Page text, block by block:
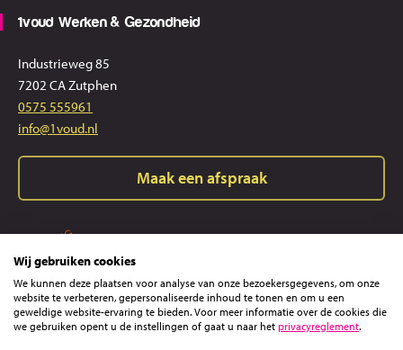
1voud Werken & Gezondheid
Industrieweg 85
7202 CA Zutphen
0575 555961
info@1voud.nl
Maak een afspraak
Wij gebruiken cookies
We kunnen deze plaatsen voor analyse van onze bezoekersgegevens, om onze
website te verbeteren, gepersonaliseerde inhoud te tonen en om u een
geweldige website-ervaring te bieden. Voor meer informatie over de cookies die
we gebruiken opent u de instellingen of gaat u naar het privacyreglement.